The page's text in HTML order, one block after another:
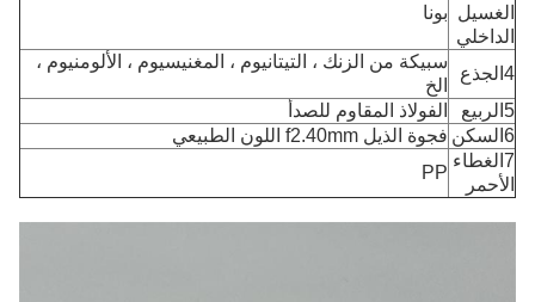
الغسيل
الداخلي
بونا
4الجذع
سبيكة من الزنك ، التيتانيوم ، المغنيسيوم ، الألومنيوم ،
الخ
5الربيع
الفولاذ المقاوم للصدأ
6السكن
فجوة الذيل f2.40mm اللون الطبيعي
7الغطاء
الأحمر
PP